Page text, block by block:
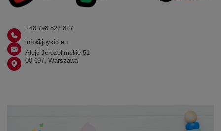
+48 798 827 827
info@joykid.eu
Aleje Jerozolimskie 51
00-697, Warszawa